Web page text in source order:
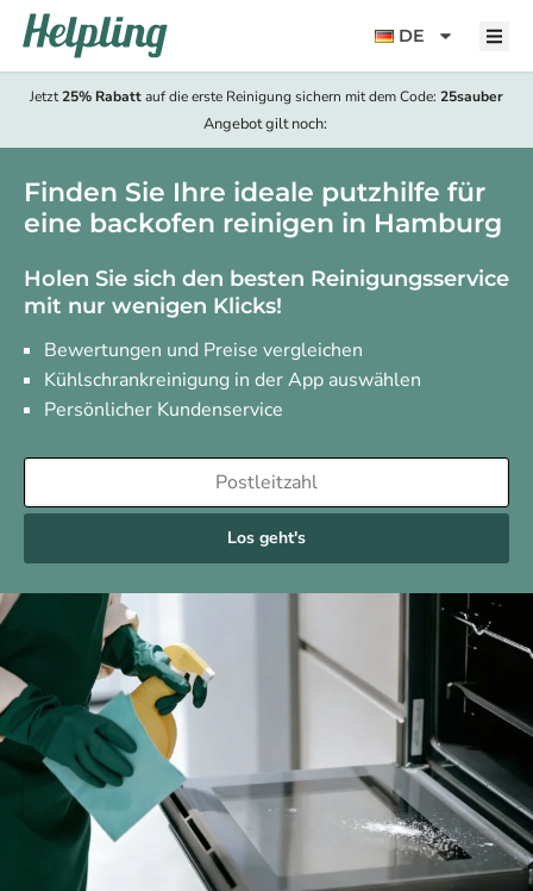
springen
DE
Jetzt25% Rabattauf die erste Reinigung sichern mit dem Code: 25sauber
Angebot gilt noch:
Finden Sie Ihre ideale putzhilfe für
eine backofen reinigen in Hamburg
Holen Sie sich den besten Reinigungsservice
mit nur wenigen Klicks!
Bewertungen und Preise vergleichen
Kühlschrankreinigung in der App auswählen
Persönlicher Kundenservice
Los geht's